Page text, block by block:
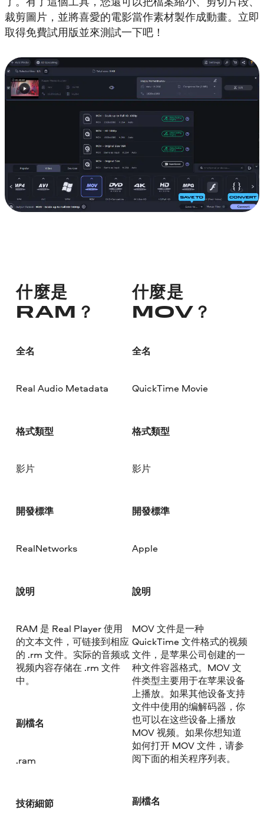
裁剪圖片，並將喜愛的電影當作素材製作成動畫。立即
取得免費試用版並來測試一下吧！
什麼是
RAM？
全名
Real Audio Metadata
格式類型
影片
開發標準
RealNetworks
說明
RAM 是 Real Player 使用
的文本文件，可链接到相应
的 .rm 文件。实际的音频或
视频内容存储在 .rm 文件
中。
副檔名
.ram
技術細節
什麼是
MOV？
全名
QuickTime Movie
格式類型
影片
開發標準
Apple
說明
MOV 文件是一种
QuickTime 文件格式的视频
文件，是苹果公司创建的一
种文件容器格式。MOV 文
件类型主要用于在苹果设备
上播放。如果其他设备支持
文件中使用的编解码器，你
也可以在这些设备上播放
MOV 视频。如果你想知道
如何打开 MOV 文件，请参
阅下面的相关程序列表。
副檔名